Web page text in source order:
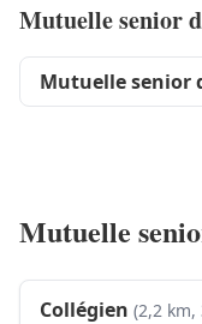
Mutuelle senior
Mutuelle senior
Mutuelle
Collégien (2,2 km,